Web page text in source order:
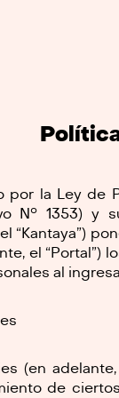
la Ley de
N° 1353) y
“Kantaya”)
el
al
(en
de